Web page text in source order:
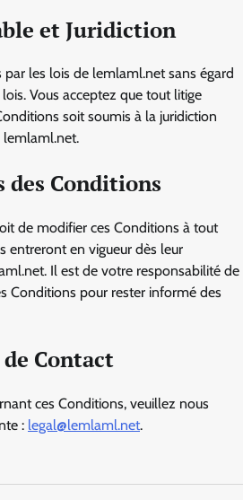
et Juridiction
les lois de lemlaml.net sans égard
Vous acceptez que tout litige
soit soumis à la juridiction
lemlaml.net.
Conditions
de modifier ces Conditions à tout
entreront en vigueur dès leur
Il est de votre responsabilité de
Conditions pour rester informé des
Contact
ces Conditions, veuillez nous
: legal@lemlaml.net.